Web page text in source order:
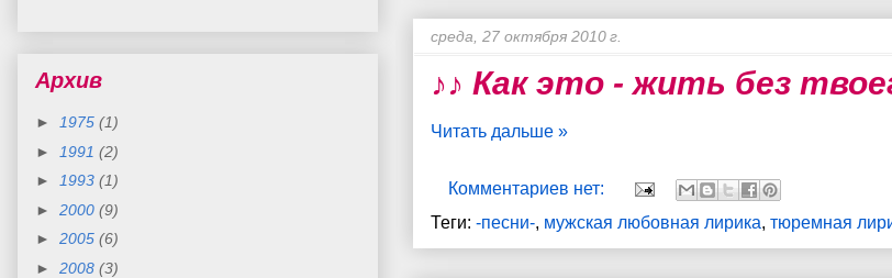
среда, 27 октября 2010 г.
♪♪ Как это - жить без
Читать дальше »
Комментариев нет:
Теги: -песни-, мужская любовная лирика, тюремная
Архив
► 1975 (1)
►
1991 (2)
►
1993 (1)
► 2000 (9)
► 2005 (6)
► 2008 (3)